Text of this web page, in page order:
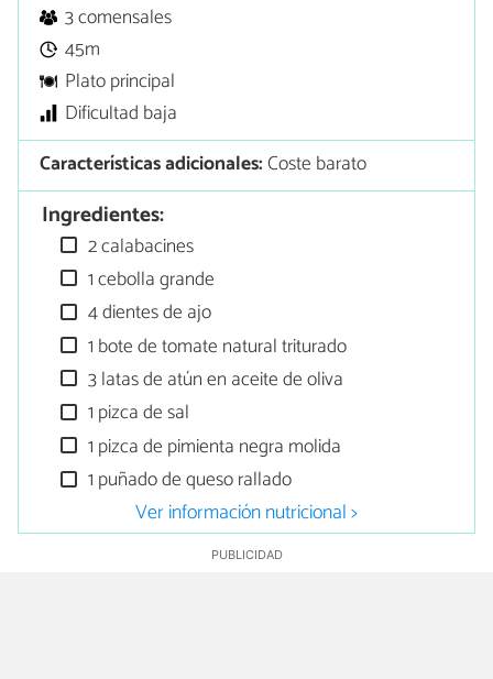
3 comensales
45m
Plato principal
Dificultad baja
Características adicionales:Coste barato
Ingredientes:
2 calabacines
1 cebolla grande
4 dientes de ajo
1 bote de tomate natural triturado
3 latas de atún en aceite de oliva
1 pizca de sal
1 pizca de pimienta negra molida
1 puñado de queso rallado
Ver información nutricional >